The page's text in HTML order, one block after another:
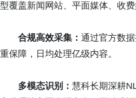
型覆盖新闻网站、平面媒体、收费
合规高效采集： 通过官方数
重保障，日均处理亿级内容。
多模态识别： 慧科长期深耕